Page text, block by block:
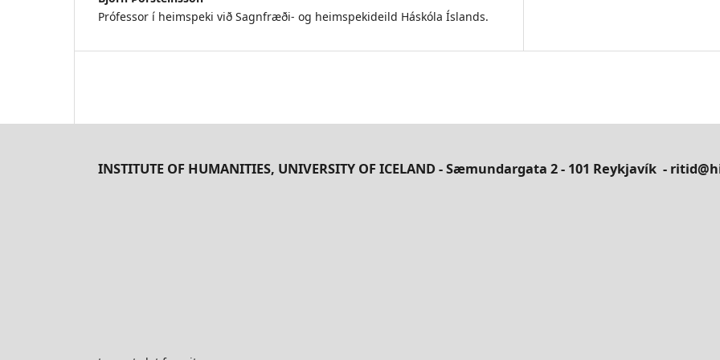
Prófessor í heimspeki við Sagnfræði- og heimspekideild Háskóla Íslands.
INSTITUTE OF HUMANITIES, UNIVERSITY OF ICELAND - Sæmundargata 2 - 101 Reykjavík -